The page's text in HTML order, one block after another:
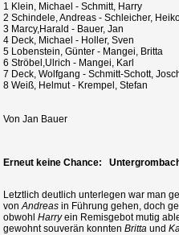
1 Klein, Michael - Schmitt,
2 Schindele, Andreas - Schleicher,
3 Marcy,Harald - Bauer,
4 Deck, Michael - Holler,
5 Lobenstein, Günter - Mangei,
6 Ströbel,Ulrich - Mangei,
7 Deck, Wolfgang - Schmitt-Schott,
8 Weiß, Helmut - Krempel,
Von Jan Bauer
Erneut keine Chance:
Letztlich deutlich unterlegen war man
vonAndreasin Führung gehen, doch
obwohl Harryein Remisgebot mutig
gewohnt souverän konnten Brittaund